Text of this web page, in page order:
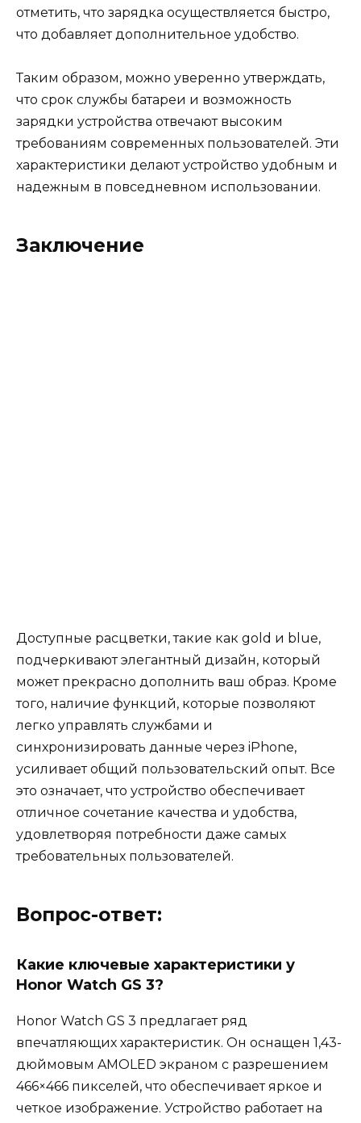
отметить, что зарядка осуществляется быстро,
что добавляет дополнительное удобство.
Таким образом, можно уверенно утверждать,
что срок службы батареи и возможность
зарядки устройства отвечают высоким
требованиям современных пользователей. Эти
характеристики делают устройство удобным и
надежным в повседневном использовании.
Заключение
Доступные расцветки, такие как gold и blue,
подчеркивают элегантный дизайн, который
может прекрасно дополнить ваш образ. Кроме
того, наличие функций, которые позволяют
легко управлять службами и
синхронизировать данные через iPhone,
усиливает общий пользовательский опыт. Все
это означает, что устройство обеспечивает
отличное сочетание качества и удобства,
удовлетворяя потребности даже самых
требовательных пользователей.
Вопрос-ответ:
Какие ключевые характеристики у
Honor Watch GS 3?
Honor Watch GS 3 предлагает ряд
впечатляющих характеристик. Он оснащен 1,43-
дюймовым AMOLED экраном с разрешением
466×466 пикселей, что обеспечивает яркое и
четкое изображение. Устройство работает на